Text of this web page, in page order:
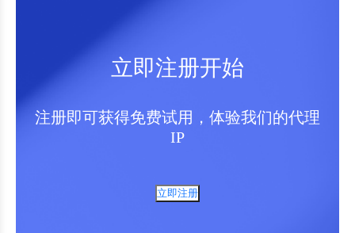
立即注册开始
注册即可获得免费试用，体验我们的代理
IP
立即注册